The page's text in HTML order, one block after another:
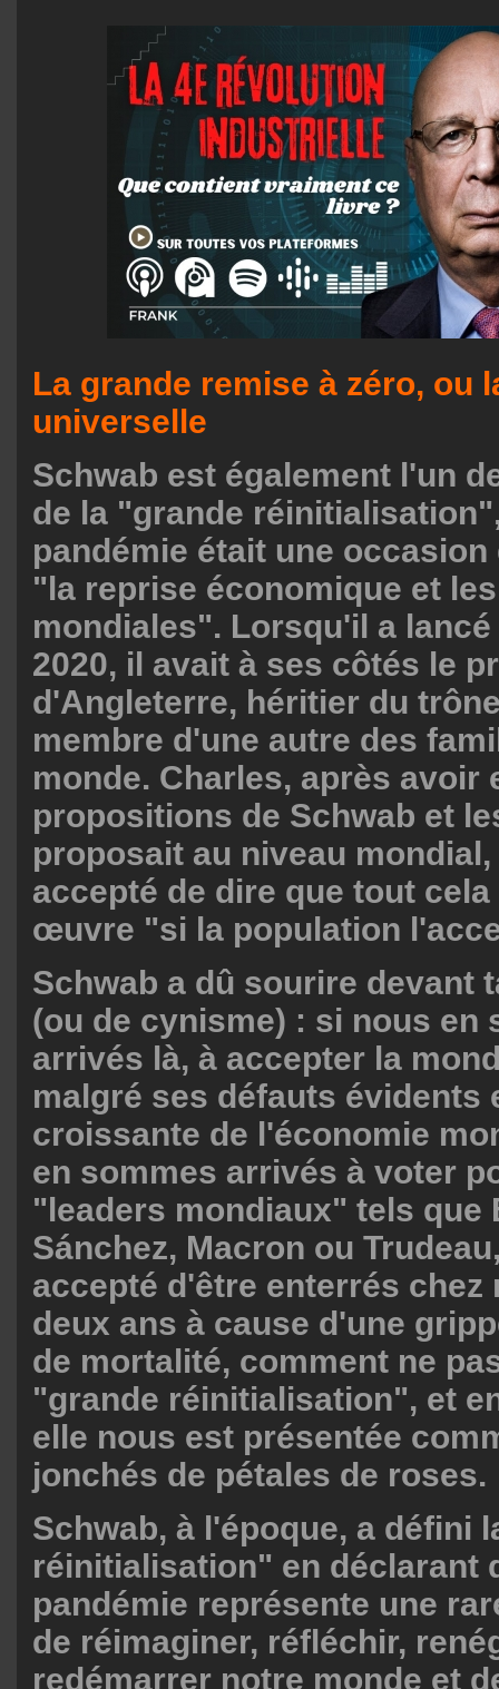
La grande remise à zéro, ou
universelle
Schwab est également l'un
de la "grande
pandémie était une
"la reprise économique et
mondiales". Lorsqu'il a
2020, il avait à ses côtés le
d'Angleterre, héritier du
membre d'une autre des
monde. Charles, après avoir
propositions de Schwab et
proposait au niveau
accepté de dire que tout
œuvre "si la population
Schwab a dû sourire devant
(ou de cynisme) : si nous en
arrivés là, à accepter la
malgré ses défauts évidents
croissante de l'économie
en sommes arrivés à voter
"leaders mondiaux" tels que
Sánchez, Macron ou
accepté d'être enterrés chez
deux ans à cause d'une
de mortalité, comment ne
"grande réinitialisation", et
elle nous est présentée
jonchés de pétales de roses.
Schwab, à l'époque, a défini
réinitialisation" en déclarant
pandémie représente une
de réimaginer, réfléchir,
redémarrer notre monde et